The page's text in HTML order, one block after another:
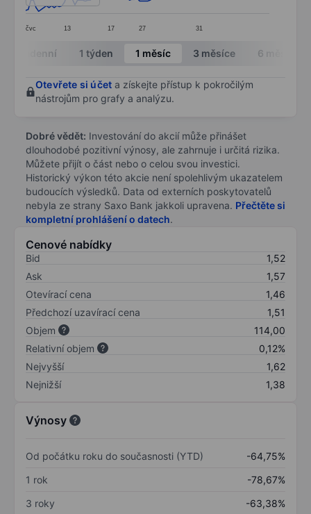
čvc 13 17 27 31
End of interactive chart.
Intradenní 1 týden 1 měsíc 3 měsíce 6 měsíců
Otevřete si účet a získejte přístup k pokročilým
nástrojům pro grafy a analýzu.
Dobré vědět: Investování do akcií může přinášet
dlouhodobé pozitivní výnosy, ale zahrnuje i určitá rizika.
Můžete přijít o část nebo o celou svou investici.
Historický výkon této akcie není spolehlivým ukazatelem
budoucích výsledků. Data od externích poskytovatelů
nebyla ze strany Saxo Bank jakkoli upravena. Přečtěte si
kompletní prohlášení o datech.
Cenové nabídky
Bid
1,52
Ask
1,57
Otevírací cena
1,46
Předchozí uzavírací cena
1,51
Objem
114,00
Relativní objem
0,12%
Nejvyšší
1,62
Nejnižší
1,38
Výnosy
Od počátku roku do současnosti (YTD)
-64,75%
1 rok
-78,67%
3 roky
-63,38%